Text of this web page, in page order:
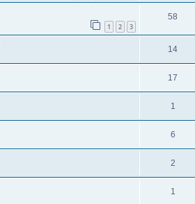
1 2 3
58
14
17
1
6
2
1